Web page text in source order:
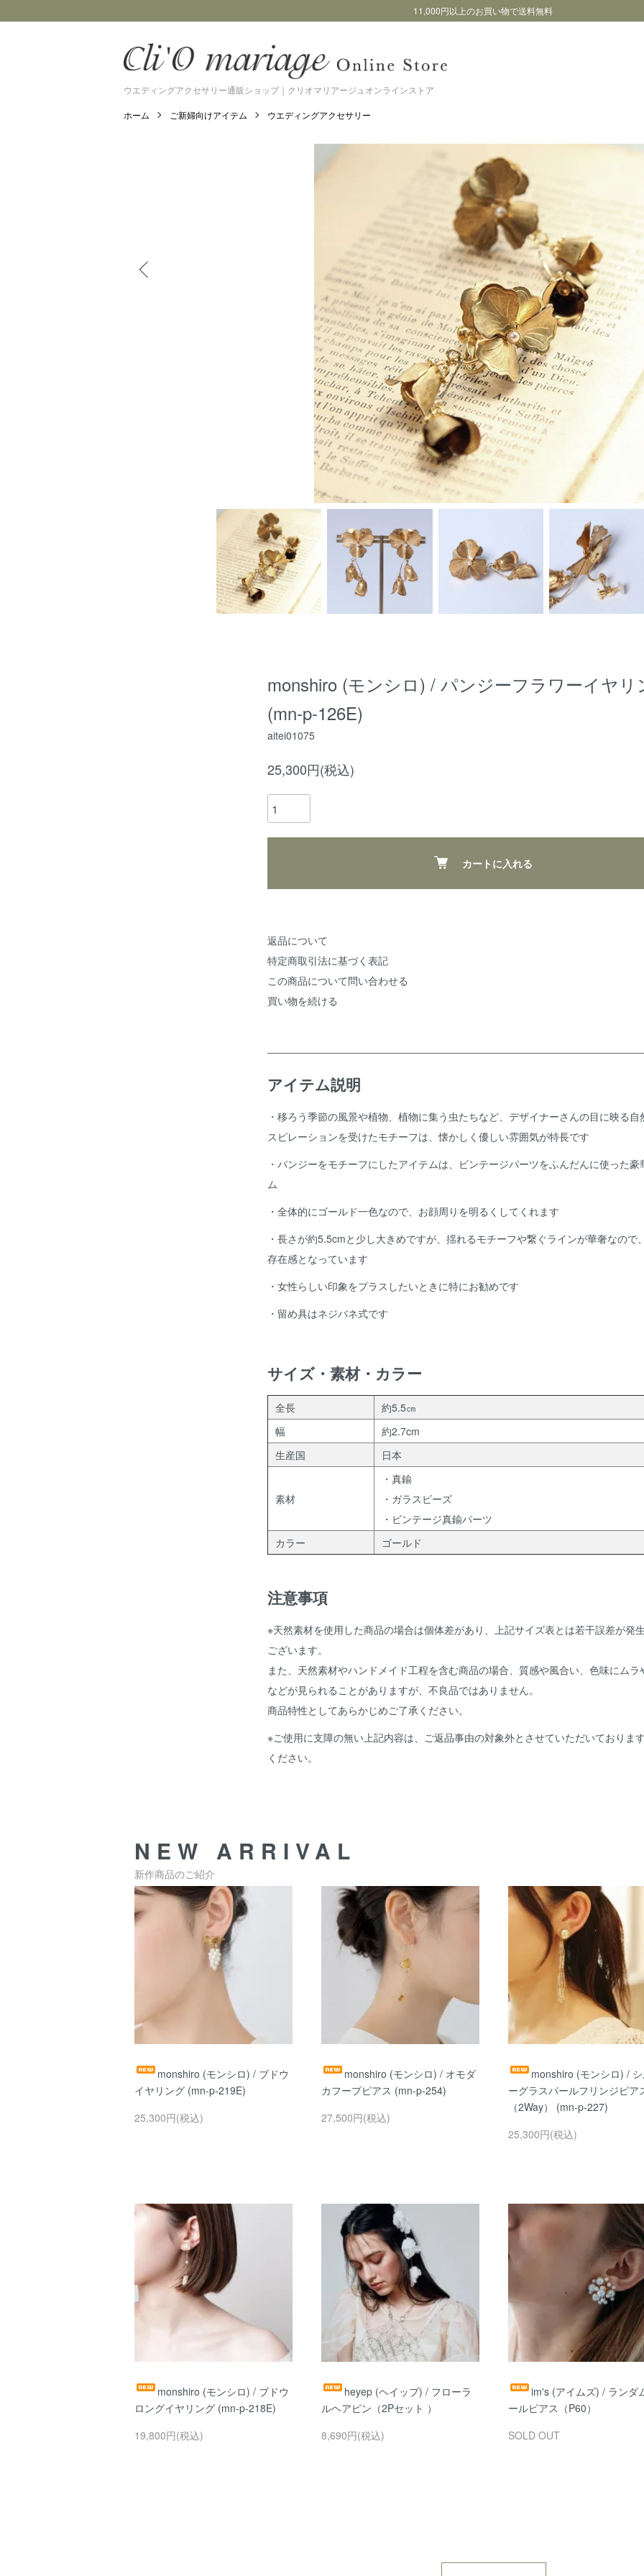
11,000円以上のお買い物で送料無料
ウエディングアクセサリー通販ショップ｜クリオマリアージュオンラインストア
ホーム ご新婦向けアイテム ウエディングアクセサリー
monshiro (モンシロ) / パンジーフラワーイヤリ
(mn-p-126E)
aitei01075
25,300円(税込)
カートに入れる
返品について
特定商取引法に基づく表記
この商品について問い合わせる
買い物を続ける
アイテム説明
・移ろう季節の風景や植物、植物に集う虫たちなど、デザイナーさんの目に映る自
スピレーションを受けたモチーフは、懐かしく優しい雰囲気が特長です
・パンジーをモチーフにしたアイテムは、ビンテージパーツをふんだんに使った豪
ム
・全体的にゴールド一色なので、お顔周りを明るくしてくれます
・長さが約5.5cmと少し大きめですが、揺れるモチーフや繋ぐラインが華奢なので
存在感となっています
・女性らしい印象をプラスしたいときに特にお勧めです
・留め具はネジバネ式です
サイズ・素材・カラー
全長
約5.5㎝
幅
約2.7cm
生産国
日本
素材
・真鍮
・ガラスビーズ
・ビンテージ真鍮パーツ
カラー
ゴールド
注意事項
※天然素材を使用した商品の場合は個体差があり、上記サイズ表とは若干誤差が発
ございます。
また、天然素材やハンドメイド工程を含む商品の場合、質感や風合い、色味にムラ
などが見られることがありますが、不良品ではありません。
商品特性としてあらかじめご了承ください。
※ご使用に支障の無い上記内容は、ご返品事由の対象外とさせていただいておりま
ください。
NEW ARRIVAL
新作商品のご紹介
monshiro (モンシロ) / ブドウ
イヤリング (mn-p-219E)
25,300円(税込)
monshiro (モンシロ) / オモダ
カフープピアス (mn-p-254)
27,500円(税込)
monshiro (モンシロ) /
ーグラスパールフリンジピア
（2Way） (mn-p-227)
25,300円(税込)
monshiro (モンシロ) / ブドウ
ロングイヤリング (mn-p-218E)
19,800円(税込)
heyep (ヘイップ) / フローラ
ルヘアピン（2Pセット ）
8,690円(税込)
im's (アイムズ) / ランダ
ールピアス（P60）
SOLD OUT